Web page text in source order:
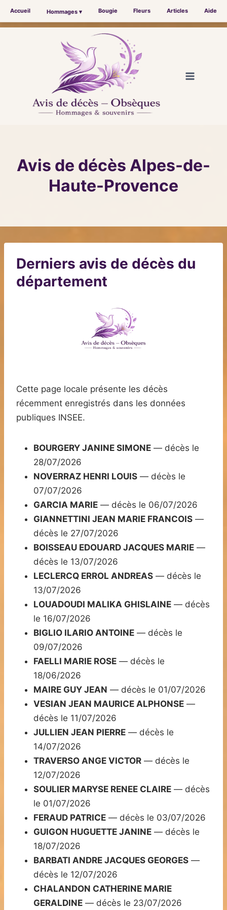
Accueil Hommages ▾ Bougie Fleurs Articles Aide
Avis de décès Alpes-de-
Haute-Provence
Derniers avis de décès du
département
Cette page locale présente les décès
récemment enregistrés dans les données
publiques INSEE.
BOURGERY JANINE SIMONE — décès le
28/07/2026
NOVERRAZ HENRI LOUIS — décès le
07/07/2026
GARCIA MARIE — décès le 06/07/2026
GIANNETTINI JEAN MARIE FRANCOIS —
décès le 27/07/2026
BOISSEAU EDOUARD JACQUES MARIE —
décès le 13/07/2026
LECLERCQ ERROL ANDREAS — décès le
13/07/2026
LOUADOUDI MALIKA GHISLAINE — décès
le 16/07/2026
BIGLIO ILARIO ANTOINE — décès le
09/07/2026
FAELLI MARIE ROSE — décès le
18/06/2026
MAIRE GUY JEAN — décès le 01/07/2026
VESIAN JEAN MAURICE ALPHONSE —
décès le 11/07/2026
JULLIEN JEAN PIERRE — décès le
14/07/2026
TRAVERSO ANGE VICTOR — décès le
12/07/2026
SOULIER MARYSE RENEE CLAIRE — décès
le 01/07/2026
FERAUD PATRICE — décès le 03/07/2026
GUIGON HUGUETTE JANINE — décès le
18/07/2026
BARBATI ANDRE JACQUES GEORGES —
décès le 12/07/2026
CHALANDON CATHERINE MARIE
GERALDINE — décès le 23/07/2026